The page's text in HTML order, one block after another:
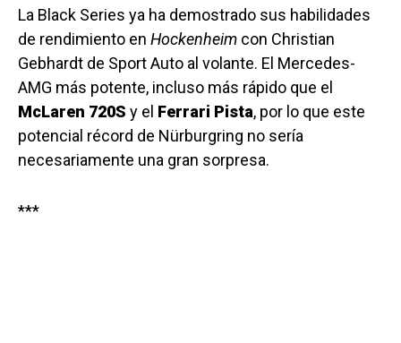
La Black Series ya ha demostrado sus habilidades
de rendimiento en Hockenheim con Christian
Gebhardt de Sport Auto al volante. El Mercedes-
AMG más potente, incluso más rápido que el
McLaren 720S y el Ferrari Pista, por lo que este
potencial récord de Nürburgring no sería
necesariamente una gran sorpresa.
***